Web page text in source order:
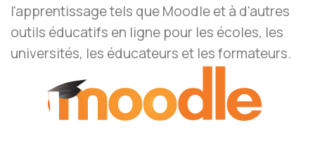
l'apprentissage tels que Moodle et à d'autres
outils éducatifs en ligne pour les écoles, les
universités, les éducateurs et les formateurs.